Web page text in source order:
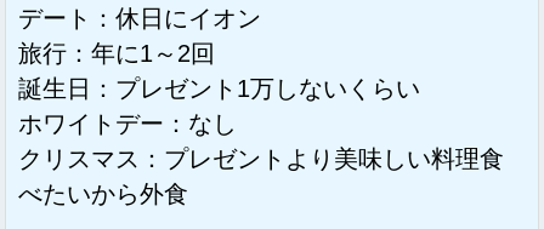
デート：休日にイオン
旅行：年に1～2回
誕生日：プレゼント1万しないくらい
ホワイトデー：なし
クリスマス：プレゼントより美味しい料理食
べたいから外食